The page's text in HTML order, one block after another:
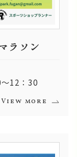
ラソン
12：30
View more